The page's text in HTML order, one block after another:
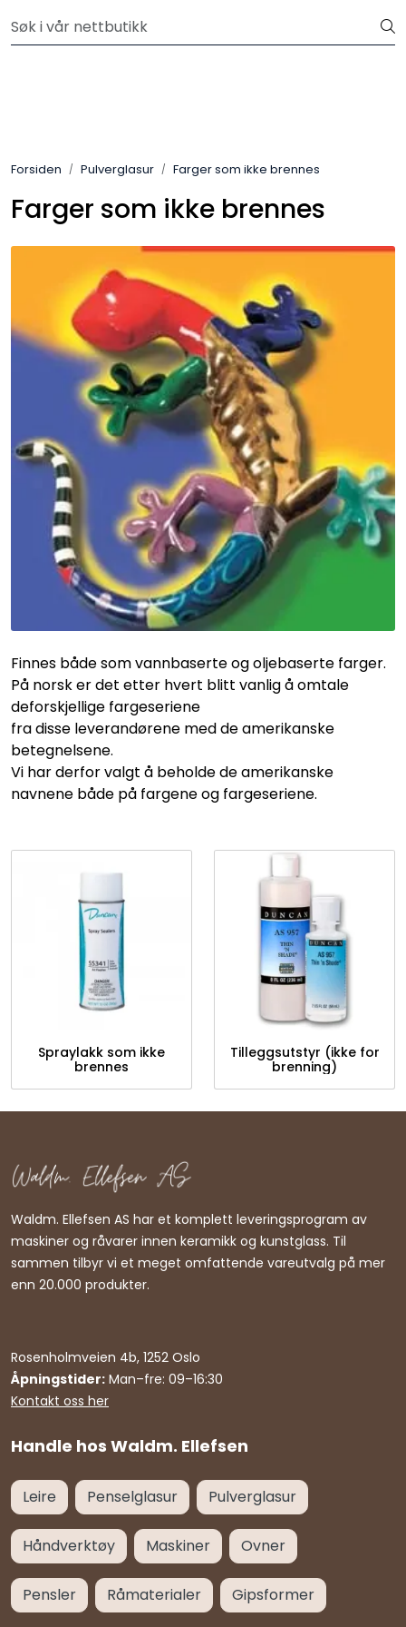
Velkommen til vår nye nettbutikk! Besøk Min side for mer
Forsiden Pulverglasur Farger som ikke brennes
Farger som ikke brennes
Finnes både som vannbaserte og oljebaserte farger.
På norsk er det etter hvert blitt vanlig å omtale
deforskjellige fargeseriene
fra disse leverandørene med de amerikanske
betegnelsene.
Vi har derfor valgt å beholde de amerikanske
navnene både på fargene og fargeseriene.
Spraylakk som ikke
brennes
Tilleggsutstyr (ikke for
brenning)
Handle hos Waldm. Ellefsen
Waldm. Ellefsen AS har et komplett leveringsprogram av
maskiner og råvarer innen keramikk og kunstglass. Til
sammen tilbyr vi et meget omfattende vareutvalg på mer
enn 20.000 produkter.
Rosenholmveien 4b, 1252 Oslo
Åpningstider: Man–fre: 09–16:30
Kontakt oss her
Leire Penselglasur Pulverglasur
Håndverktøy Maskiner Ovner
Pensler Råmaterialer Gipsformer
Pulverglasur
Håndverktøy
Ovner
Råmaterialer
Gipsformer
Dekaler
Glass